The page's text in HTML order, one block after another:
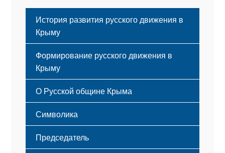
История развития русского движения в
Крыму
Формирование русского движения в
Крыму
Русский Крым
О Русской общине Крыма
Этапы становления
Принципы деятельности
Структура
Мероприятия
Символика
Флаг
Герб
Председатель